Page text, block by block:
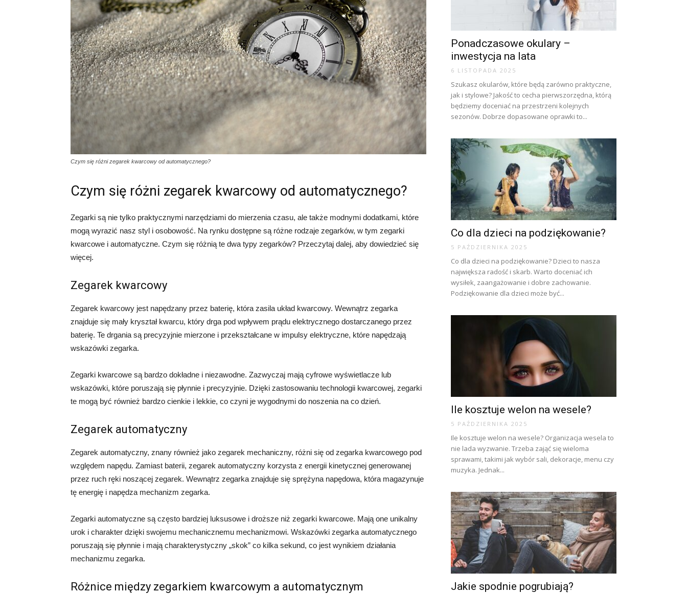
Czym się różni zegarek kwarcowy od automatycznego?
Czym się różni zegarek kwarcowy od automatycznego?
Zegarki są nie tylko praktycznymi narzędziami do mierzenia czasu, ale także modnymi dodatkami, które
mogą wyrazić nasz styl i osobowość. Na rynku dostępne są różne rodzaje zegarków, w tym zegarki
kwarcowe i automatyczne. Czym się różnią te dwa typy zegarków? Przeczytaj dalej, aby dowiedzieć się
więcej.
Zegarek kwarcowy
Zegarek kwarcowy jest napędzany przez baterię, która zasila układ kwarcowy. Wewnątrz zegarka
znajduje się mały kryształ kwarcu, który drga pod wpływem prądu elektrycznego dostarczanego przez
baterię. Te drgania są precyzyjnie mierzone i przekształcane w impulsy elektryczne, które napędzają
wskazówki zegarka.
Zegarki kwarcowe są bardzo dokładne i niezawodne. Zazwyczaj mają cyfrowe wyświetlacze lub
wskazówki, które poruszają się płynnie i precyzyjnie. Dzięki zastosowaniu technologii kwarcowej, zegarki
te mogą być również bardzo cienkie i lekkie, co czyni je wygodnymi do noszenia na co dzień.
Zegarek automatyczny
Zegarek automatyczny, znany również jako zegarek mechaniczny, różni się od zegarka kwarcowego pod
względem napędu. Zamiast baterii, zegarek automatyczny korzysta z energii kinetycznej generowanej
przez ruch ręki noszącej zegarek. Wewnątrz zegarka znajduje się sprężyna napędowa, która magazynuje
tę energię i napędza mechanizm zegarka.
Zegarki automatyczne są często bardziej luksusowe i droższe niż zegarki kwarcowe. Mają one unikalny
urok i charakter dzięki swojemu mechanicznemu mechanizmowi. Wskazówki zegarka automatycznego
poruszają się płynnie i mają charakterystyczny „skok” co kilka sekund, co jest wynikiem działania
mechanizmu zegarka.
Różnice między zegarkiem kwarcowym a automatycznym
Ponadczasowe okulary –
inwestycja na lata
6 LISTOPADA 2025
Szukasz okularów, które będą zarówno praktyczne,
jak i stylowe? Jakość to cecha pierwszorzędna, którą
będziemy doceniać na przestrzeni kolejnych
sezonów. Dobrze dopasowane oprawki to...
Co dla dzieci na podziękowanie?
5 PAŹDZIERNIKA 2025
Co dla dzieci na podziękowanie? Dzieci to nasza
największa radość i skarb. Warto doceniać ich
wysiłek, zaangażowanie i dobre zachowanie.
Podziękowanie dla dzieci może być...
Ile kosztuje welon na wesele?
5 PAŹDZIERNIKA 2025
Ile kosztuje welon na wesele? Organizacja wesela to
nie lada wyzwanie. Trzeba zająć się wieloma
sprawami, takimi jak wybór sali, dekoracje, menu czy
muzyka. Jednak...
Jakie spodnie pogrubiają?